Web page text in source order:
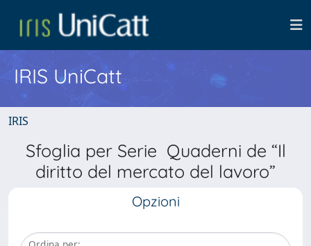
IRIS UniCatt
IRIS
Sfoglia per Serie Quaderni de “Il
diritto del mercato del lavoro”
Opzioni